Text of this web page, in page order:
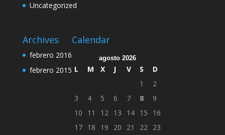
Uncategorized
Archives
febrero 2016
febrero 2015
Calendar
agosto 2026
L M X J V S D
1
2
3
4 5 6 7 8
9
10
11 12 13 14 15
16
17 18 19 20 21 22 23